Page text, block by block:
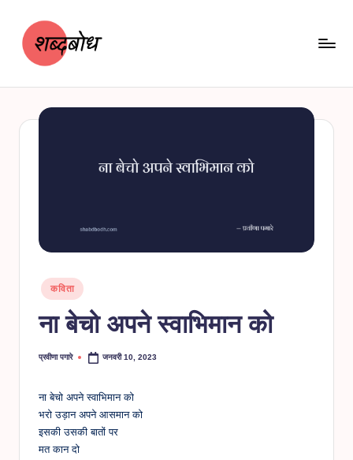
बो
Posted
in
कविता
ना बेचो अपने स्वाभिमान को
Posted
प्रवीणा पगारे जनवरी 10, 2023
ना बेचो अपने स्वाभिमान को
भरो उड़ान अपने आसमान को
इसकी उसकी बातों पर
मत कान दो